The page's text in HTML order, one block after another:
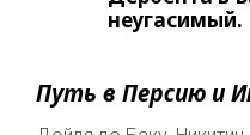
неугасимый.
Путь в Персию и